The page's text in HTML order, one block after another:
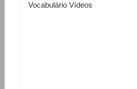
Vocabulário Vídeos